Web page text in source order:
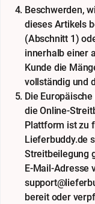
Beschwerden,
dieses Artikels
(Abschnitt 1)
innerhalb einer
Kunde die
vollständig und
Die
die Online-
Plattform ist zu
Lieferbuddy.de
Streitbeilegung
E-Mail-Adresse
bereit oder